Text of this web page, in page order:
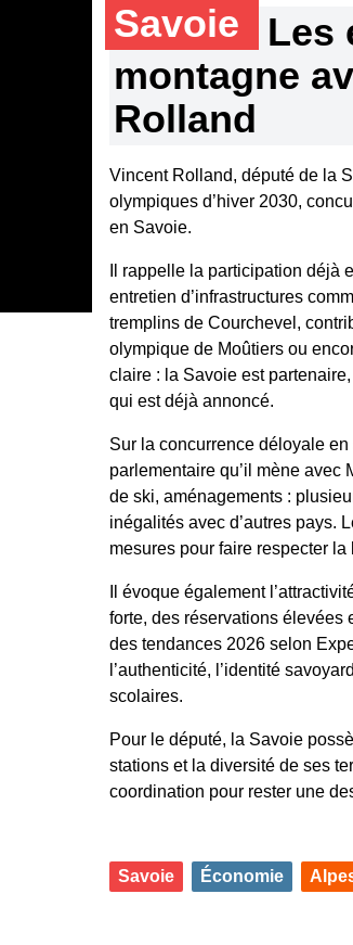
Savoie
Les
montagne
Rolland
Vincent Rolland, député de la
olympiques d’hiver 2030,
en Savoie.
Il rappelle la participation déjà
entretien d’infrastructures
tremplins de Courchevel,
olympique de Moûtiers ou
claire : la Savoie est
qui est déjà annoncé.
Sur la concurrence déloyale
parlementaire qu’il mène avec
de ski, aménagements :
inégalités avec d’autres pays.
mesures pour faire respecter
Il évoque également
forte, des réservations élevées
des tendances 2026 selon
l’authenticité, l’identité
scolaires.
Pour le député, la Savoie
stations et la diversité de ses
coordination pour rester une
Savoie Économie